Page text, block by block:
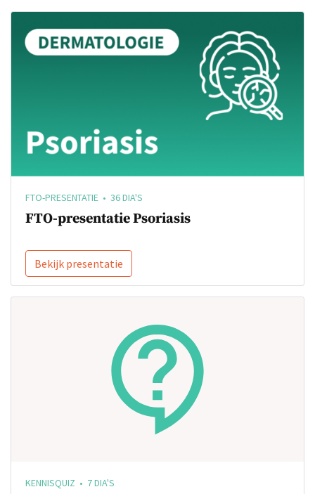
FTO-PRESENTATIE • 36 DIA'S
FTO-presentatie Psoriasis
Bekijk presentatie
KENNISQUIZ • 7 DIA'S